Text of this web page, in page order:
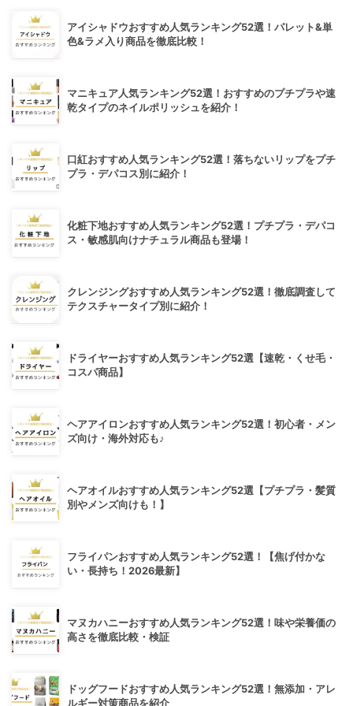
アイシャドウおすすめ人気ランキング52選！パレット&単
色&ラメ入り商品を徹底比較！
マニキュア人気ランキング52選！おすすめのプチプラや速
乾タイプのネイルポリッシュを紹介！
口紅おすすめ人気ランキング52選！落ちないリップをプチ
プラ・デパコス別に紹介！
化粧下地おすすめ人気ランキング52選！プチプラ・デパコ
ス・敏感肌向けナチュラル商品も登場！
クレンジングおすすめ人気ランキング52選！徹底調査して
テクスチャータイプ別に紹介！
ドライヤーおすすめ人気ランキング52選【速乾・くせ毛・
コスパ商品】
ヘアアイロンおすすめ人気ランキング52選！初心者・メン
ズ向け・海外対応も♪
ヘアオイルおすすめ人気ランキング52選【プチプラ・髪質
別やメンズ向けも！】
フライパンおすすめ人気ランキング52選！【焦げ付かな
い・長持ち！2026最新】
マヌカハニーおすすめ人気ランキング52選！味や栄養価の
高さを徹底比較・検証
ドッグフードおすすめ人気ランキング52選！無添加・アレ
ルギー対策商品を紹介